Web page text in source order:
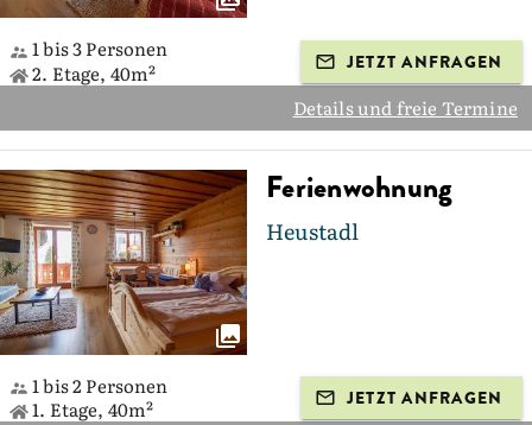
1 bis 3 Personen
2. Etage, 40m²
JETZT ANFRAGEN
Details und freie Termine
Ferienwohnung
Heustadl
1 bis 2 Personen
1. Etage, 40m²
JETZT ANFRAGEN